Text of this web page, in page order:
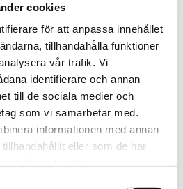
cookies
för att anpassa innehållet
tillhandahålla funktioner
vår trafik. Vi
identifierare och annan
till de sociala medier och
som vi samarbetar med.
informationen med annan
eller som de har
JRL Mixed Bristle Brush
Extra Long Kit
BRISTLE BRUSH103-0